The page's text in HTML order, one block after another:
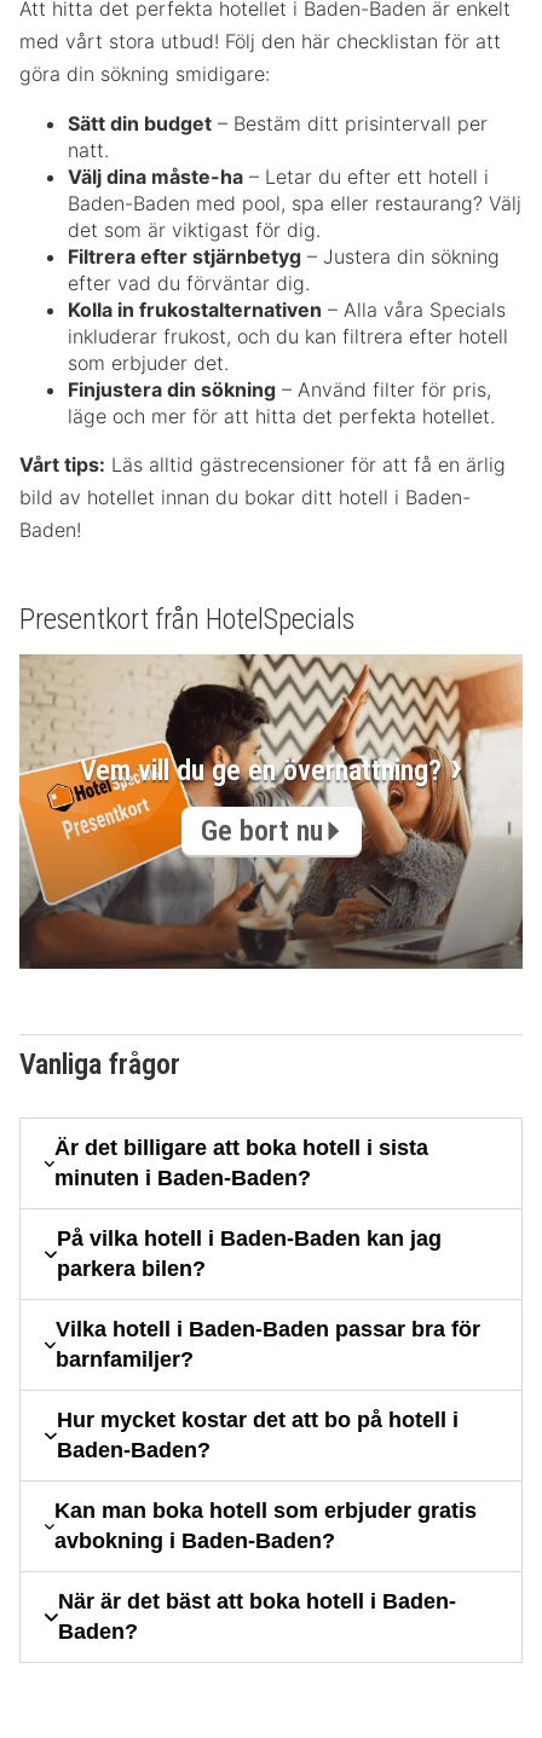
Att hitta det perfekta hotellet i Baden-Baden är enkelt
med vårt stora utbud! Följ den här checklistan för att
göra din sökning smidigare:
Sätt din budget – Bestäm ditt prisintervall per
natt.
Välj dina måste-ha – Letar du efter ett hotell i
Baden-Baden med pool, spa eller restaurang? Välj
det som är viktigast för dig.
Filtrera efter stjärnbetyg – Justera din sökning
efter vad du förväntar dig.
Kolla in frukostalternativen – Alla våra Specials
inkluderar frukost, och du kan filtrera efter hotell
som erbjuder det.
Finjustera din sökning – Använd filter för pris,
läge och mer för att hitta det perfekta hotellet.
Vårt tips: Läs alltid gästrecensioner för att få en ärlig
bild av hotellet innan du bokar ditt hotell i Baden-
Baden!
Presentkort från HotelSpecials
Vem vill du ge en övernattning?
Ge bort nu
Vanliga frågor
Är det billigare att boka hotell i sista
minuten i Baden-Baden?
På vilka hotell i Baden-Baden kan jag
parkera bilen?
Vilka hotell i Baden-Baden passar bra för
barnfamiljer?
Hur mycket kostar det att bo på hotell i
Baden-Baden?
Kan man boka hotell som erbjuder gratis
avbokning i Baden-Baden?
När är det bäst att boka hotell i Baden-
Baden?